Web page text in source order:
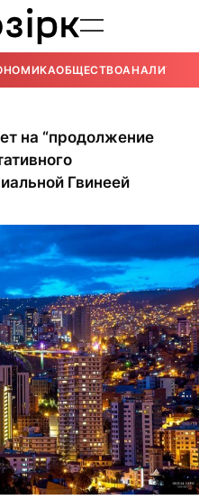
ОБЩЕСТВОАНАЛИТИКА
на “продолжение
Гвинеей